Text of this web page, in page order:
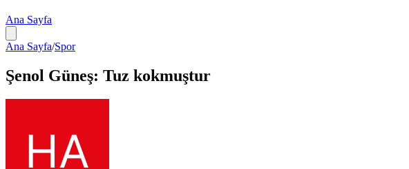
Ana Sayfa
Ana Sayfa/Spor
Şenol Güneş: Tuz kokmuştur